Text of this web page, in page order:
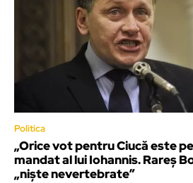
Politica
„Orice vot pentru Ciucă este
mandat al lui Iohannis. Rareș
„niște nevertebrate”